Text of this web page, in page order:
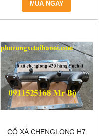
MUA NGAY
CỔ XẢ CHENGLONG H7